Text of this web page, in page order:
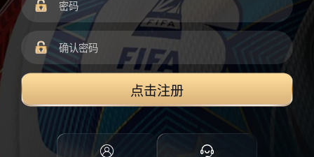
点击注册